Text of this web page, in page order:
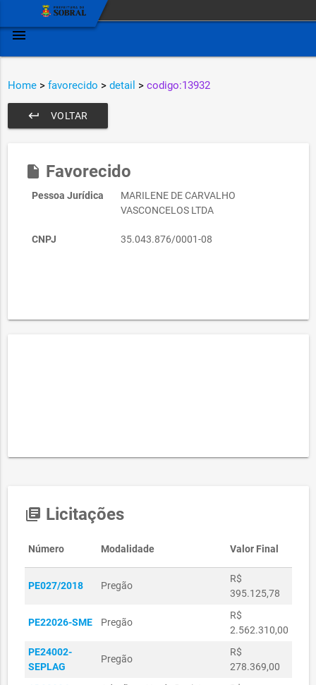
menu
Home > favorecido > detail > codigo:13932
VOLTAR
keyboard_return
insert_drive_file Favorecido
Pessoa Jurídica
MARILENE DE CARVALHO
VASCONCELOS LTDA
CNPJ 35.043.876/0001-08
library_books Licitações
Número Modalidade Valor Final
PE027/2018 Pregão
R$
395.125,78
PE22026-SME Pregão
R$
2.562.310,00
PE24002-
SEPLAG
Pregão
R$
278.369,00